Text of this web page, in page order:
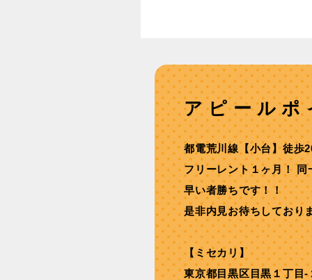
アピール
都電荒川線【⼩台】徒歩
フリーレント１ヶ⽉！
早い者勝ちです！！
是非内見お待ちしており
【ミセカリ】
東京都目黒区目黒１丁